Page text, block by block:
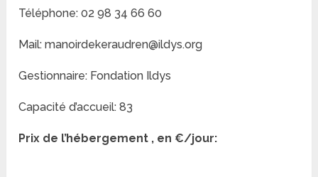
Téléphone: 02 98 34 66 60
Mail: manoirdekeraudren@ildys.org
Gestionnaire: Fondation Ildys
Capacité d’accueil: 83
Prix de l’hébergement , en €/jour: